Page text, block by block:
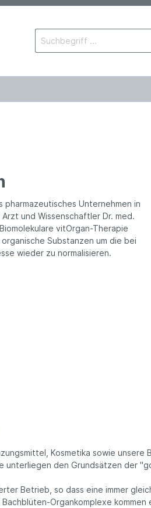
Unternehmen in
und Wissenschaftler Dr. med.
vitOrgan-Therapie
Substanzen um die bei
wieder zu normalisieren.
Kosmetika sowie
den Grundsätzen der
Betrieb, so dass eine immer
Organkomplexe